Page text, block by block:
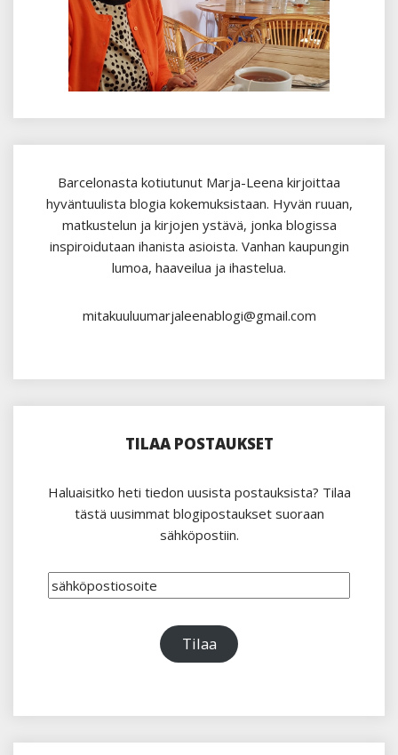
Barcelonasta kotiutunut Marja-Leena kirjoittaa
hyväntuulista blogia kokemuksistaan. Hyvän ruuan,
matkustelun ja kirjojen ystävä, jonka blogissa
inspiroidutaan ihanista asioista. Vanhan kaupungin
lumoa, haaveilua ja ihastelua.
mitakuuluumarjaleenablogi@gmail.com
TILAA POSTAUKSET
Haluaisitko heti tiedon uusista postauksista? Tilaa
tästä uusimmat blogipostaukset suoraan
sähköpostiin.
sähköpostiosoite
Tilaa